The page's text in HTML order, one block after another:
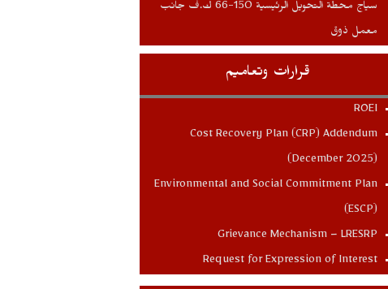
سياج محطة التحويل الرئيسية 150-66 ك.ف جانب
معمل ذوق
قرارات وتعاميم
ROEI
Cost Recovery Plan (CRP) Addendum
(December 2025)
Environmental and Social Commitment Plan
(ESCP)
Grievance Mechanism – LRESRP
Request for Expression of Interest